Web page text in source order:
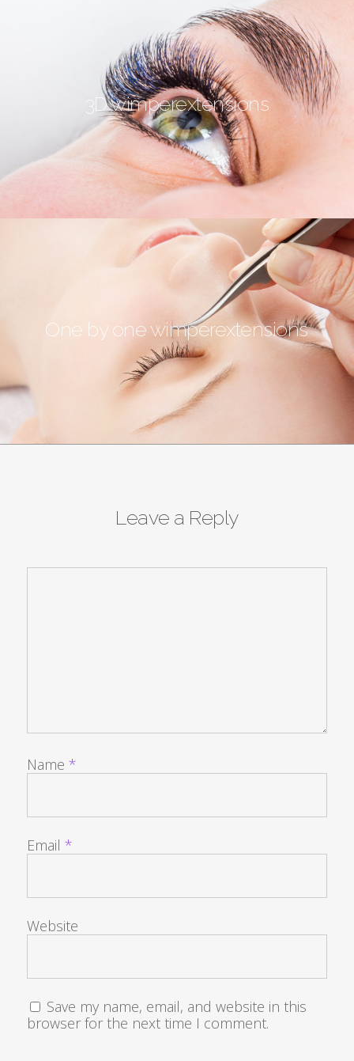
3D wimperextensions
One by one wimperextensions
Leave a Reply
Name *
Email *
Website
Save my name, email, and website in this
browser for the next time I comment.